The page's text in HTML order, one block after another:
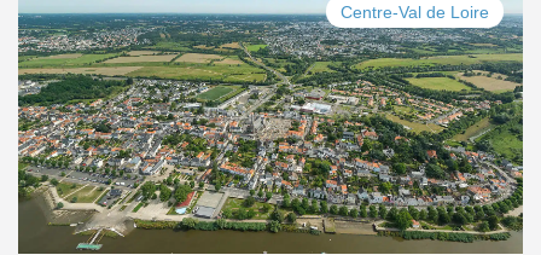
Centre-Val de Loire